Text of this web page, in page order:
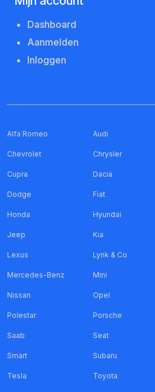
Dashboard
Aanmelden
Inloggen
Alfa Romeo Audi
Chevrolet Chrysler
Cupra Dacia
Dodge Fiat
Honda Hyundai
Jeep Kia
Lexus Lynk & Co
Mercedes-Benz Mini
Nissan Opel
Polestar Porsche
Saab Seat
Smart Subaru
Tesla Toyota